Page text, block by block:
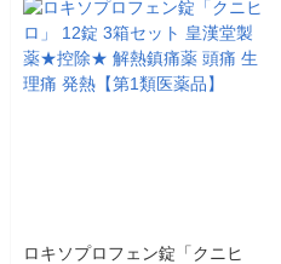
ロキソプロフェン錠「クニヒ